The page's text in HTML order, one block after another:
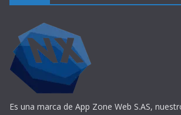
Es una marca de App Zone Web S.AS,